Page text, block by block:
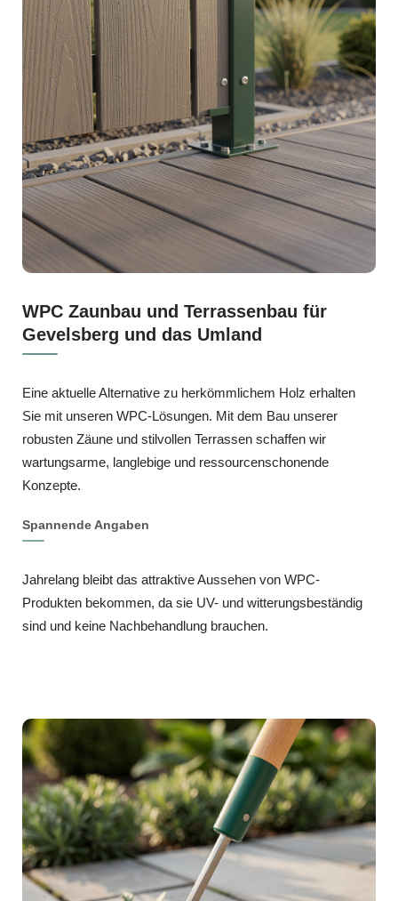
WPC Zaunbau und Terrassenbau für
Gevelsberg und das Umland
Eine aktuelle Alternative zu herkömmlichem Holz erhalten
Sie mit unseren WPC-Lösungen. Mit dem Bau unserer
robusten Zäune und stilvollen Terrassen schaffen wir
wartungsarme, langlebige und ressourcenschonende
Konzepte.
Spannende Angaben
Jahrelang bleibt das attraktive Aussehen von WPC-
Produkten bekommen, da sie UV- und witterungsbeständig
sind und keine Nachbehandlung brauchen.